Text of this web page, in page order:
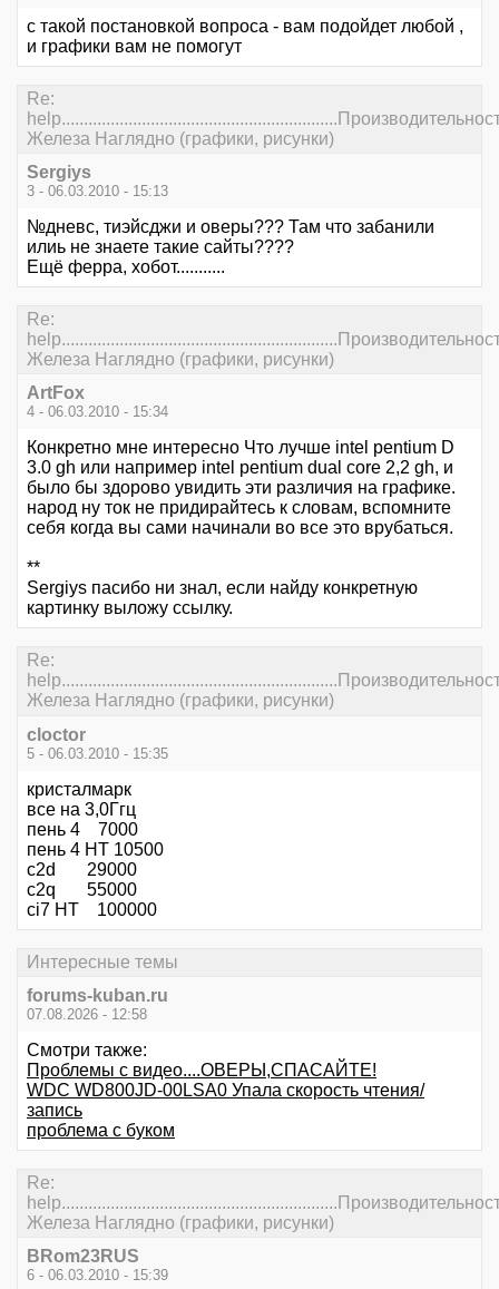
с такой постановкой вопроса - вам подойдет любой ,
и графики вам не помогут
Re:
Железа Наглядно (графики, рисунки)
Sergiys
3 - 06.03.2010 - 15:13
№дневс, тиэйсджи и оверы??? Там что забанили
илиь не знаете такие сайты????
Ещё ферра, хобот...........
Re:
Железа Наглядно (графики, рисунки)
ArtFox
4 - 06.03.2010 - 15:34
Конкретно мне интересно Что лучше intel pentium D
3.0 gh или например intel pentium dual core 2,2 gh, и
было бы здорово увидить эти различия на графике.
народ ну ток не придирайтесь к словам, вспомните
себя когда вы сами начинали во все это врубаться.
**
Sergiys пасибо ни знал, если найду конкретную
картинку выложу ссылку.
Re:
Железа Наглядно (графики, рисунки)
cloctor
5 - 06.03.2010 - 15:35
кристалмарк
все на 3,0Ггц
пень 4 7000
пень 4 НТ 10500
c2d 29000
c2q 55000
ci7 HT 100000
Интересные темы
forums-kuban.ru
07.08.2026 - 12:58
Смотри также:
Проблемы с видео....ОВЕРЫ,СПАСАЙТЕ!
WDC WD800JD-00LSA0 Упала скорость чтения/
запись
проблема с буком
Re:
Железа Наглядно (графики, рисунки)
BRom23RUS
6 - 06.03.2010 - 15:39